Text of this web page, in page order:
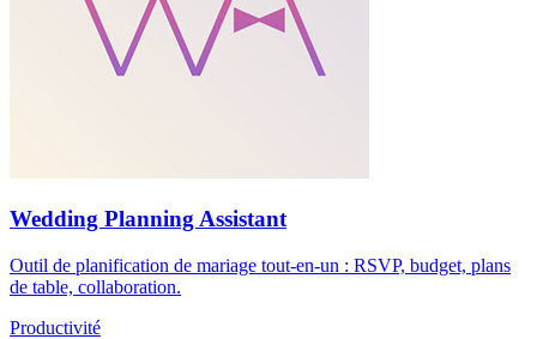
Wedding Planning Assistant
Outil de planification de mariage tout-en-un : RSVP, budget, plans
de table, collaboration.
Productivité